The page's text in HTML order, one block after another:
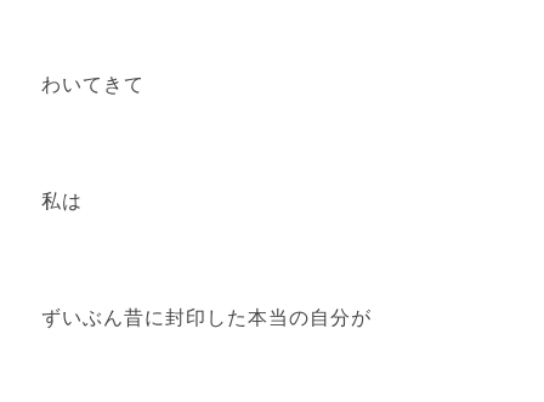
わいてきて
私は
ずいぶん昔に封印した本当の自分が